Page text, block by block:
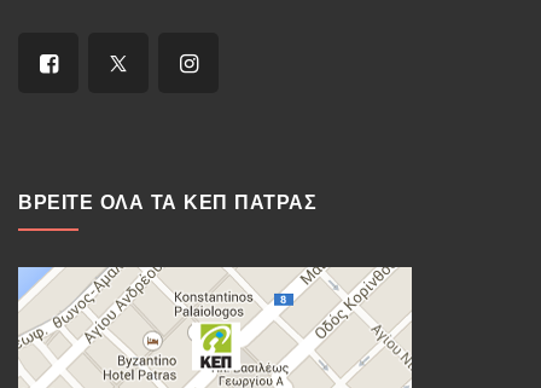
ΒΡΕΙΤΕ ΟΛΑ ΤΑ ΚΕΠ ΠΑΤΡΑΣ